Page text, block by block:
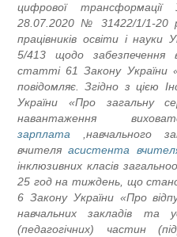
цифрової
28.07.2020 № 31422/1/1-20
працівників освіти і
5/413 щодо
статті 61 Закону України
повідомляє. Згідно з цією
України «Про загальну
навантаження
навчального
зарплата
асистента
вчителя
інклюзивних класів
25 год на тиждень, що
6 Закону України «Про
навчальних закладів та
(педагогічних) частин